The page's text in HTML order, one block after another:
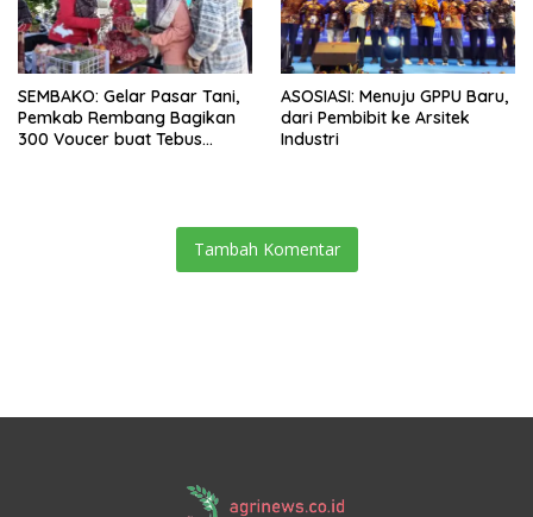
SEMBAKO: Gelar Pasar Tani,
Pemkab Rembang Bagikan
300 Voucer buat Tebus
ASOSIASI: Menuju GPPU Baru,
dari Pembibit ke Arsitek
Industri
Tambah Komentar